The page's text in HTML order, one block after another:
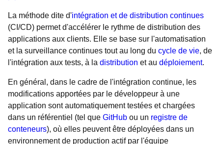
La méthode dite d'intégration et de distribution continues
(CI/CD) permet d'accélérer le rythme de distribution des
applications aux clients. Elle se base sur l'automatisation
et la surveillance continues tout au long du cycle de vie, de
l'intégration aux tests, à la distribution et au déploiement.
En général, dans le cadre de l'intégration continue, les
modifications apportées par le développeur à une
application sont automatiquement testées et chargées
dans un référentiel (tel que GitHub ou un registre de
conteneurs), où elles peuvent être déployées dans un
environnement de production actif par l'équipe